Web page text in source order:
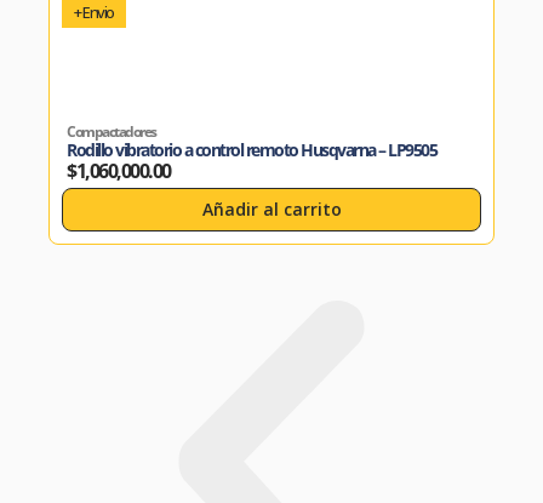
+ Envio
Compactadores
Rodillo vibratorio a control remoto Husqvarna – LP9505
$1,060,000.00
Añadir al carrito